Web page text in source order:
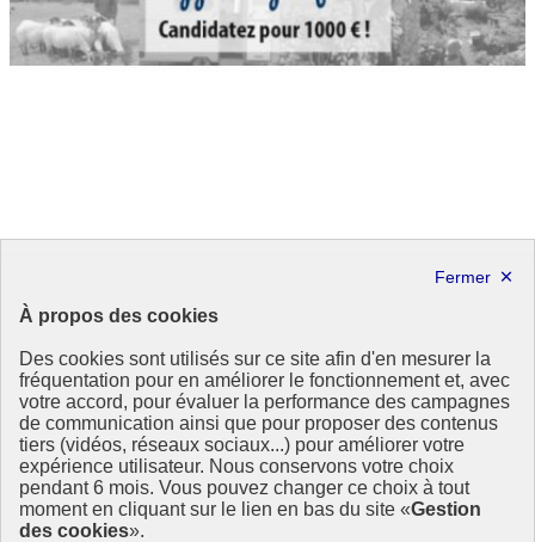
À propos des cookies
Des cookies sont utilisés sur ce site afin d'en mesurer la
fréquentation pour en améliorer le fonctionnement et, avec
votre accord, pour évaluer la performance des campagnes
de communication ainsi que pour proposer des contenus
tiers (vidéos, réseaux sociaux...) pour améliorer votre
expérience utilisateur. Nous conservons votre choix
pendant 6 mois. Vous pouvez changer ce choix à tout
moment en cliquant sur le lien en bas du site «Gestion
des cookies».
Rapport sur les revues volontaires nationales au
implementation : An independant assessment of the voluntary
national review reports submitted to the United nations High-level
Political Forum on Sustainable Development in 2017 »,
l’organisme (…)
9 avril 2018 - À l’International